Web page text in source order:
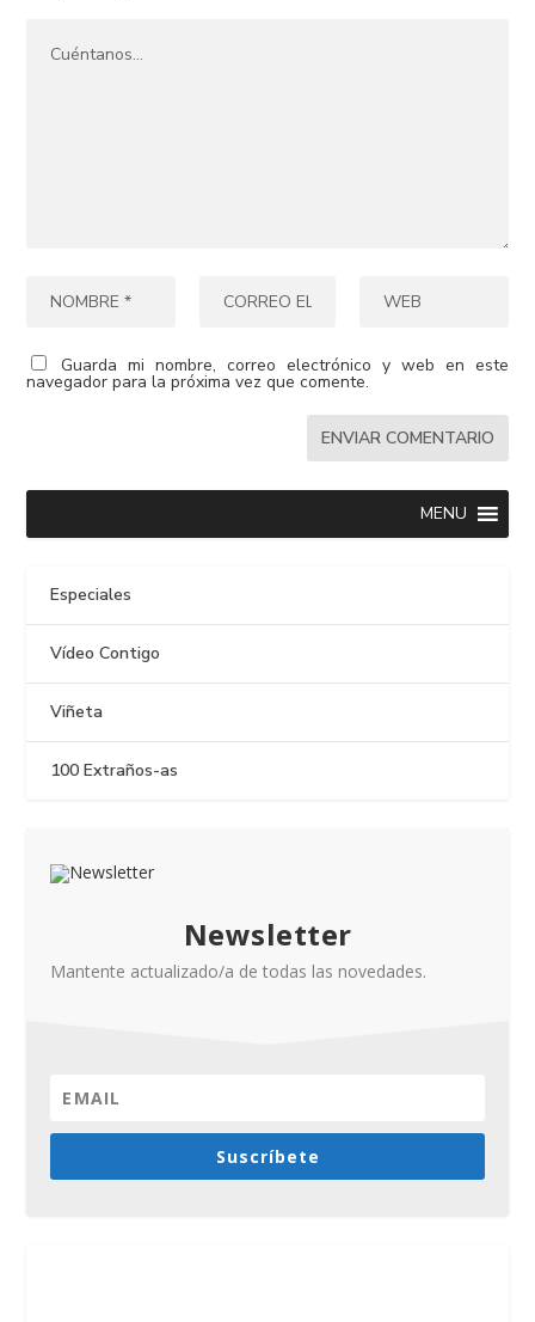
Guarda mi nombre, correo electrónico y web en este
navegador para la próxima vez que comente.
MENU
Especiales
Vídeo Contigo
Viñeta
100 Extraños-as
Newsletter
Mantente actualizado/a de todas las novedades.
Suscríbete